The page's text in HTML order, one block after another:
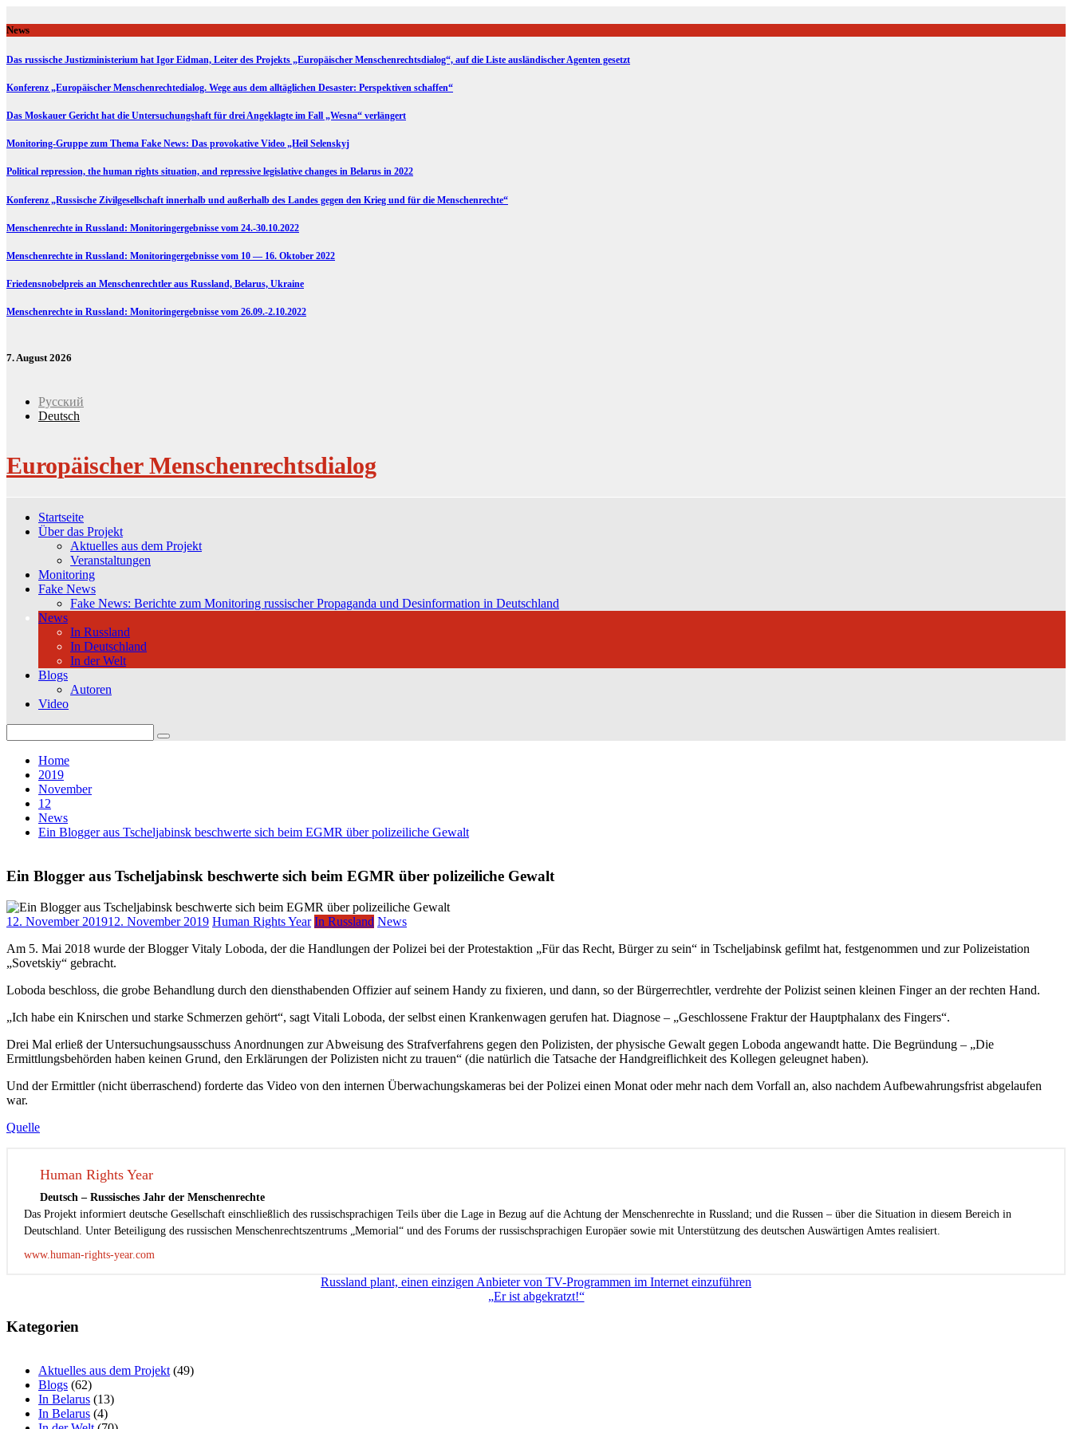
to
content
News
Das russische Justizministerium hat Igor Eidman, Leiter des Projekts „Europäischer Menschenrechtsdialog“, auf die Liste ausländischer Agenten gesetzt
Konferenz „Europäischer Menschenrechtedialog. Wege aus dem alltäglichen Desaster: Perspektiven schaffen“
Das Moskauer Gericht hat die Untersuchungshaft für drei Angeklagte im Fall „Wesna“ verlängert
Monitoring-Gruppe zum Thema Fake News: Das provokative Video „Heil Selenskyj
Political repression, the human rights situation, and repressive legislative changes in Belarus in 2022
Konferenz „Russische Zivilgesellschaft innerhalb und außerhalb des Landes gegen den Krieg und für die Menschenrechte“
Menschenrechte in Russland: Monitoringergebnisse vom 24.-30.10.2022
Menschenrechte in Russland: Monitoringergebnisse vom 10 — 16. Oktober 2022
Friedensnobelpreis an Menschenrechtler aus Russland, Belarus, Ukraine
Menschenrechte in Russland: Monitoringergebnisse vom 26.09.-2.10.2022
7. August 2026
Русский
Deutsch
Europäischer Menschenrechtsdialog
Startseite
Über das Projekt
Aktuelles aus dem Projekt
Veranstaltungen
Monitoring
Fake News
Fake News: Berichte zum Monitoring russischer Propaganda und Desinformation in Deutschland
News
In Russland
In Deutschland
In der Welt
Blogs
Autoren
Video
for:
Home
2019
November
12
News
Ein Blogger aus Tscheljabinsk beschwerte sich beim EGMR über polizeiliche Gewalt
Ein Blogger aus Tscheljabinsk beschwerte sich beim EGMR über polizeiliche Gewalt
12. November 201912. November 2019 Human Rights Year In Russland News
Am 5. Mai 2018 wurde der Blogger Vitaly Loboda, der die Handlungen der Polizei bei der Protestaktion „Für das Recht, Bürger zu sein“ in Tscheljabinsk gefilmt hat, festgenommen und zur Polizeistation
„Sovetskiy“ gebracht.
Loboda beschloss, die grobe Behandlung durch den diensthabenden Offizier auf seinem Handy zu fixieren, und dann, so der Bürgerrechtler, verdrehte der Polizist seinen kleinen Finger an der rechten Hand.
„Ich habe ein Knirschen und starke Schmerzen gehört“, sagt Vitali Loboda, der selbst einen Krankenwagen gerufen hat. Diagnose – „Geschlossene Fraktur der Hauptphalanx des Fingers“.
Drei Mal erließ der Untersuchungsausschuss Anordnungen zur Abweisung des Strafverfahrens gegen den Polizisten, der physische Gewalt gegen Loboda angewandt hatte. Die Begründung – „Die
Ermittlungsbehörden haben keinen Grund, den Erklärungen der Polizisten nicht zu trauen“ (die natürlich die Tatsache der Handgreiflichkeit des Kollegen geleugnet haben).
Und der Ermittler (nicht überraschend) forderte das Video von den internen Überwachungskameras bei der Polizei einen Monat oder mehr nach dem Vorfall an, also nachdem Aufbewahrungsfrist abgelaufen
war.
Quelle
Human Rights Year
Deutsch – Russisches Jahr der Menschenrechte
Das Projekt informiert deutsche Gesellschaft einschließlich des russischsprachigen Teils über die Lage in Bezug auf die Achtung der Menschenrechte in Russland; und die Russen – über die Situation in diesem Bereich in
Deutschland. Unter Beteiligung des russischen Menschenrechtszentrums „Memorial“ und des Forums der russischsprachigen Europäer sowie mit Unterstützung des deutschen Auswärtigen Amtes realisiert.
www.human-rights-year.com
Russland plant, einen einzigen Anbieter von TV-Programmen im Internet einzuführen
„Er ist abgekratzt!“
Kategorien
Aktuelles aus dem Projekt (49)
Blogs (62)
In Belarus (13)
In Belarus (4)